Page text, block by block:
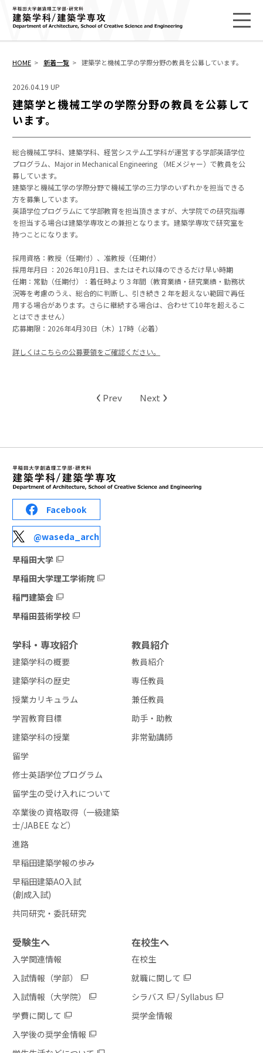
HOME 新着一覧 建築学と機械工学の学際分野の教員を公募しています。
2026.04.19 UP
建築学と機械工学の学際分野の教員を公募して
います。
総合機械工学科、建築学科、経営システム工学科が運営する学部英語学位
プログラム、Major in Mechanical Engineering （MEメジャー）で教員を公
募しています。
建築学と機械工学の学際分野で機械工学の三力学のいずれかを担当できる
方を募集しています。
英語学位プログラムにて学部教育を担当頂きますが、大学院での研究指導
を担当する場合は建築学専攻との兼担となります。建築学専攻で研究室を
持つことになります。
採用資格：教授（任期付）、准教授（任期付）
採用年月日 ：2026年10月1日、またはそれ以降のできるだけ早い時期
任期：常勤（任期付）：着任時より３年間（教育業績・研究業績・勤務状
況等を考慮のうえ、総合的に判断し、引き続き２年を超えない範囲で再任
用する場合があります。さらに継続する場合は、合わせて10年を超えるこ
とはできません）
応募期限：2026年4月30日（木）17時（必着）
詳しくはこちらの公募要領をご確認ください。
‹ Prev Next ›
Facebook
@waseda_arch
早稲田大学
早稲田大学理工学術院
稲門建築会
早稲田芸術学校
学科・専攻紹介
建築学科の概要
建築学科の歴史
授業カリキュラム
学習教育目標
建築学科の授業
留学
修士英語学位プログラム
留学生の受け入れについて
卒業後の資格取得（一級建築
士/JABEE など）
進路
早稲田建築学報の歩み
早稲田建築AO入試
(創成入試)
共同研究・委託研究
教員紹介
教員紹介
専任教員
兼任教員
助手・助教
非常勤講師
受験生へ
入学関連情報
入試情報（学部）
入試情報（大学院）
学費に関して
入学後の奨学金情報
在校生へ
在校生
就職に関して
シラバス
/Syllabus
奨学金情報